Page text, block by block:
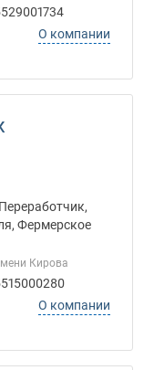
О компании
Фермерское
Кирова
О компании